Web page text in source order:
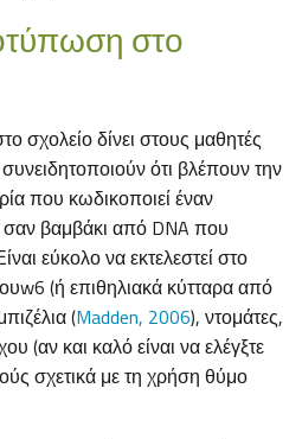
στο
σχολείο δίνει στους μαθητές
ότι βλέπουν την
που κωδικοποιεί έναν
σαν βαμβάκι από DNA που
εύκολο να εκτελεστεί στο
(ή επιθηλιακά κύτταρα από
(Madden, 2006), ντομάτες,
(αν και καλό είναι να ελέγξτε
σχετικά με τη χρήση θύμο